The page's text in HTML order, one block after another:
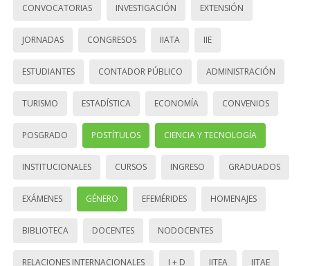
CONVOCATORIAS INVESTIGACIÓN EXTENSIÓN
JORNADAS CONGRESOS IIATA IIE
ESTUDIANTES CONTADOR PÚBLICO ADMINISTRACIÓN
TURISMO ESTADÍSTICA ECONOMÍA CONVENIOS
POSGRADO POSTÍTULOS CIENCIA Y TECNOLOGÍA
INSTITUCIONALES CURSOS INGRESO GRADUADOS
EXÁMENES GÉNERO EFEMÉRIDES HOMENAJES
BIBLIOTECA DOCENTES NODOCENTES
RELACIONES INTERNACIONALES I + D IITEA IITAE